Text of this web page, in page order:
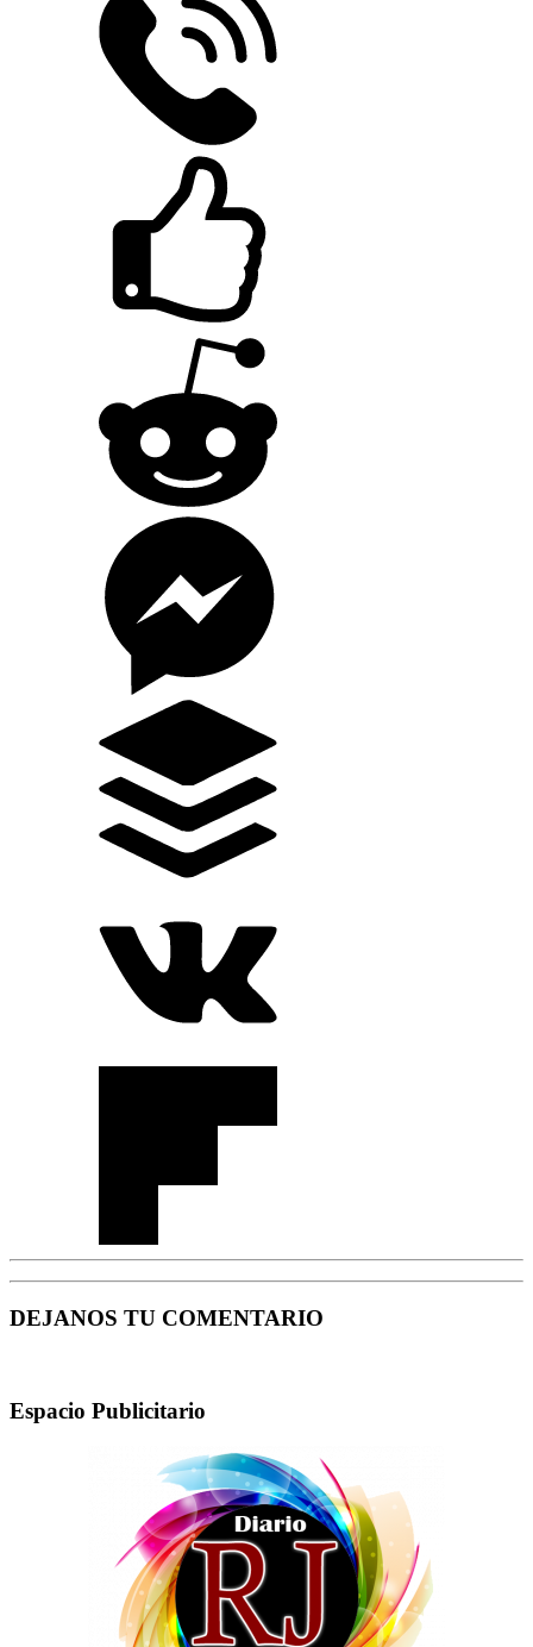
DEJANOS TU COMENTARIO
Espacio Publicitario